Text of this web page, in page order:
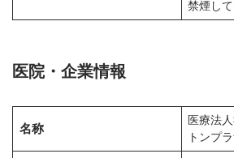
禁煙し
医院・企業情報
名称
医療法
トンプ